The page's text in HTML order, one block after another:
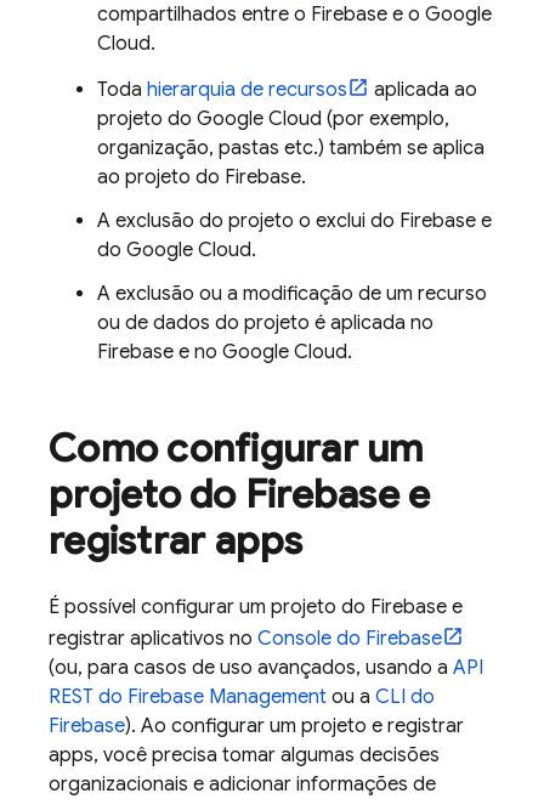
compartilhados entre o Firebase e o Google
Cloud.
Toda hierarquia de recursos
aplicada ao
projeto do Google Cloud (por exemplo,
organização, pastas etc.) também se aplica
ao projeto do Firebase.
A exclusão do projeto o exclui do Firebase e
do Google Cloud.
A exclusão ou a modificação de um recurso
ou de dados do projeto é aplicada no
Firebase e no Google Cloud.
Como configurar um
projeto do Firebase e
registrar apps
É possível configurar um projeto do Firebase e
registrar aplicativos no Console do Firebase
(ou, para casos de uso avançados, usando a API
REST do Firebase Management ou a CLI do
Firebase). Ao configurar um projeto e registrar
apps, você precisa tomar algumas decisões
organizacionais e adicionar informações de